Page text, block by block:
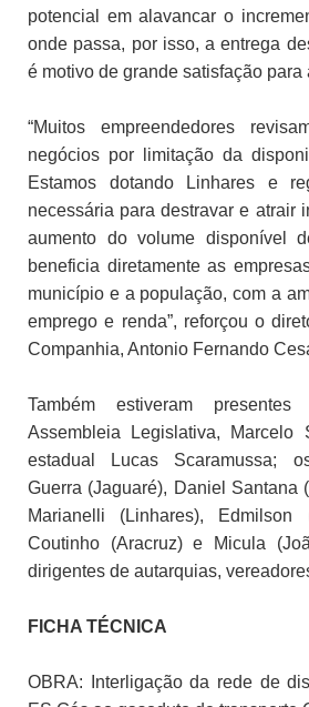
potencial em alavancar o
onde passa, por isso, a entrega
é motivo de grande satisfação para
“Muitos empreendedores
negócios por limitação da
Estamos dotando Linhares e
necessária para destravar e atrair
aumento do volume disponível
beneficia diretamente as
município e a população, com a
emprego e renda”, reforçou o
Companhia, Antonio Fernando
Também estiveram
Assembleia Legislativa, Marcelo
estadual Lucas Scaramussa;
Guerra (Jaguaré), Daniel Santana
Marianelli (Linhares),
Coutinho (Aracruz) e Micula
dirigentes de autarquias,
FICHA TÉCNICA
OBRA: Interligação da rede de